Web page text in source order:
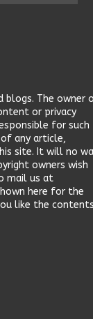
blogs. The owner
or privacy
for such
any article,
site. It will no
owners wish
mail us at
here for the
like the